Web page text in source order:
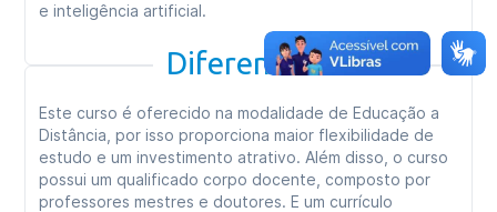
e inteligência artificial.
Diferenciais
Este curso é oferecido na modalidade de Educação a
Distância, por isso proporciona maior flexibilidade de
estudo e um investimento atrativo. Além disso, o curso
possui um qualificado corpo docente, composto por
professores mestres e doutores. E um currículo